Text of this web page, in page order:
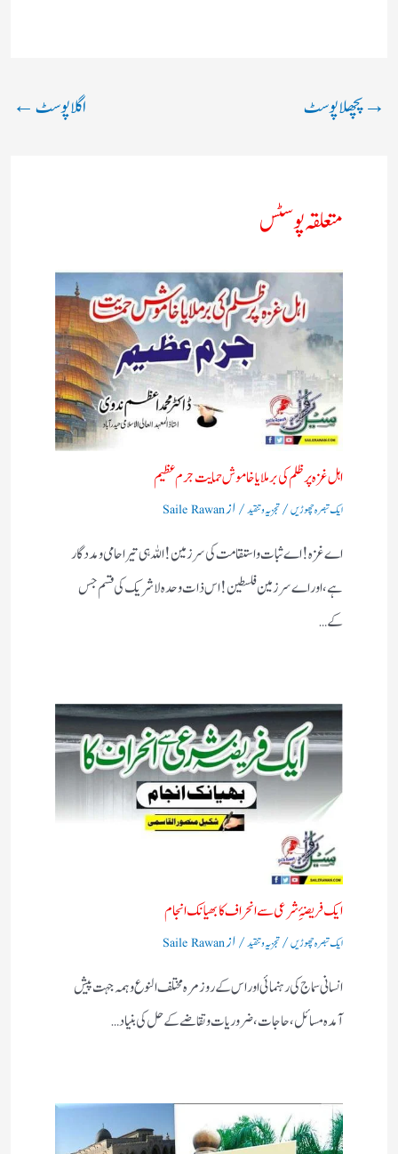
→پچھلا پوسٹ اگلا پوسٹ←
متعلقہ پوسٹس
اہل غزہ پر ظلم کی برملا یا خاموش حمایت جرم عظیم
ایک تبصرہ چھوڑیں/تجزیہ و تنقید/ ازSaile Rawan
اے غزہ! اے ثبات واستقامت کی سرزمین! اللہ ہی تیرا حامی ومددگار
ہے، اور اے سرزمین فلسطین! اس ذات وحدہ لاشریک کی قسم جس
کے…
ایک فریضۂِ شرعی سے انحراف کا بھیانک انجام
ایک تبصرہ چھوڑیں/تجزیہ و تنقید/ ازSaile Rawan
انسانی سماج کی رہنمائی اور اس کے روز مرہ مختلف النوع وہمہ جہت پیش
آمدہ مسائل ، حاجات ، ضروریات وتقاضے کے حل کی بنیاد…